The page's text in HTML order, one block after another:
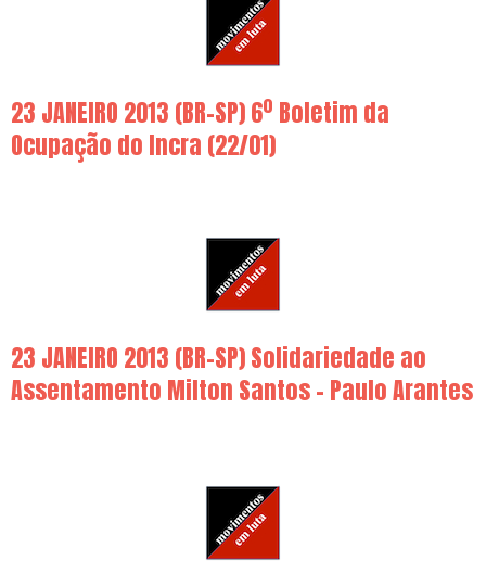
23 JANEIRO 2013 (BR-SP) 6º Boletim da
Ocupação do Incra (22/01)
23 JANEIRO 2013 (BR-SP) Solidariedade ao
Assentamento Milton Santos – Paulo Arantes